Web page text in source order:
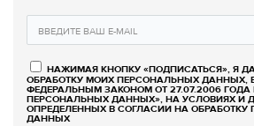
НАЖИМАЯ КНОПКУ «ПОДПИСАТЬСЯ», Я
ОБРАБОТКУ МОИХ ПЕРСОНАЛЬНЫХ ДАННЫХ,
ФЕДЕРАЛЬНЫМ ЗАКОНОМ ОТ 27.07.2006 ГОДА
ПЕРСОНАЛЬНЫХ ДАННЫХ», НА УСЛОВИЯХ И
ОПРЕДЕЛЕННЫХ В СОГЛАСИИ НА ОБРАБОТКУ
ДАННЫХ